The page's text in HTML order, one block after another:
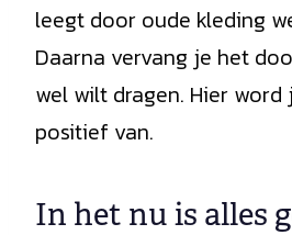
leegt door oude kleding
Daarna vervang je het
wel wilt dragen. Hier
positief van.
In het nu is alles